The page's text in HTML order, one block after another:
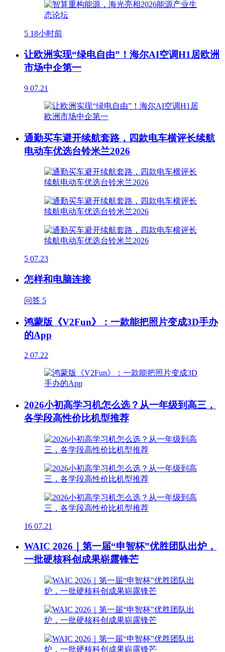
5 18小时前
让欧洲实现“绿电自由”！海尔AI空调H1居欧洲
市场中企第一
9 07.21
通勤买车避开续航套路，四款电车横评长续航
电动车优选台铃米兰2026
5 07.23
怎样和电脑连接
问答 5
鸿蒙版《V2Fun》：一款能把照片变成3D手办
的App
2 07.22
2026小初高学习机怎么选？从一年级到高三，
各学段高性价比机型推荐
16 07.21
WAIC 2026｜第一届“申智杯”优胜团队出炉，
一批硬核科创成果崭露锋芒